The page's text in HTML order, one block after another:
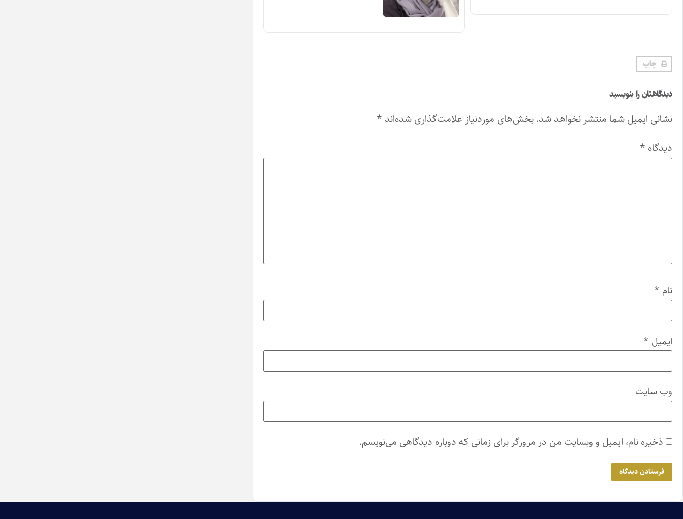
چاپ
دیدگاهتان را بنویسید
نشانی ایمیل شما منتشر نخواهد شد. بخش‌های موردنیاز علامت‌گذاری شده‌اند *
دیدگاه *
نام *
ایمیل *
وب‌ سایت
ذخیره نام، ایمیل و وبسایت من در مرورگر برای زمانی که دوباره دیدگاهی می‌نویسم.